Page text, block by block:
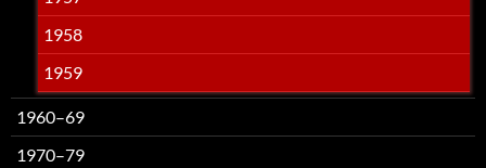
1958
1959
1960–69
1970–79